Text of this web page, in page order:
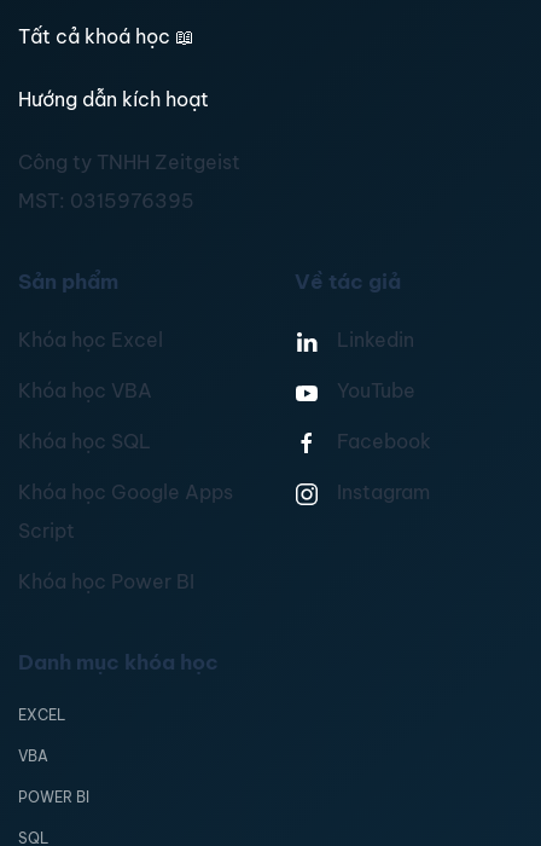
Tất cả khoá học 📖
Hướng dẫn kích hoạt
Công ty TNHH Zeitgeist
MST: 0315976395
Sản phẩm
Khóa học Excel
Khóa học VBA
Khóa học SQL
Khóa học Google Apps
Script
Khóa học Power BI
Về tác giả
Linkedin
YouTube
Facebook
Instagram
Danh mục khóa học
EXCEL
VBA
POWER BI
SQL